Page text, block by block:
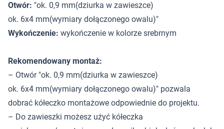
Otwór: "ok. 0,9 mm(dziurka w zawieszce)
ok. 6x4 mm(wymiary dołączonego owalu)"
Wykończenie: wykończenie w kolorze srebrnym
Rekomendowany montaż:
– Otwór "ok. 0,9 mm(dziurka w zawieszce)
ok. 6x4 mm(wymiary dołączonego owalu)" pozwala
dobrać kółeczko montażowe odpowiednie do projektu.
– Do zawieszki możesz użyć kółeczka